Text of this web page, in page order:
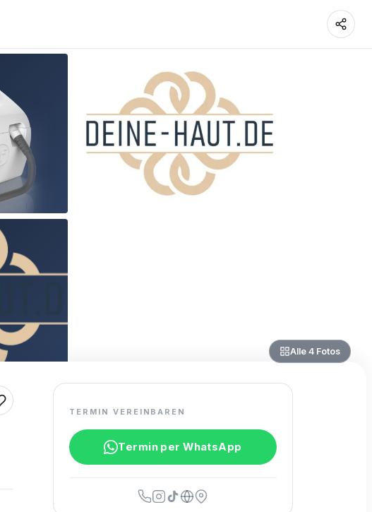
Alle 4 Fotos
TERMIN VEREINBAREN
Termin per WhatsApp